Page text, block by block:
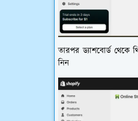
তারপর ড্যাশবোর্ড থেকে
নিন